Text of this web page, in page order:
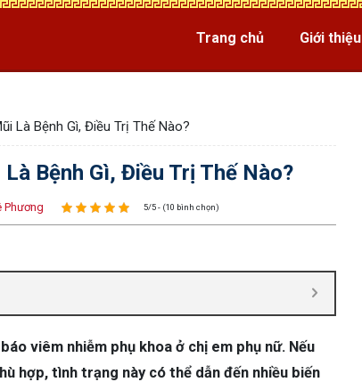
Trang chủ Giới thiệu
Là Bệnh Gì, Điều Trị Thế Nào?
Bệnh Gì, Điều Trị Thế Nào?
Phương 5/5 - (10 bình chọn)
viêm nhiễm phụ khoa ở chị em phụ nữ. Nếu
hợp, tình trạng này có thể dẫn đến nhiều biến